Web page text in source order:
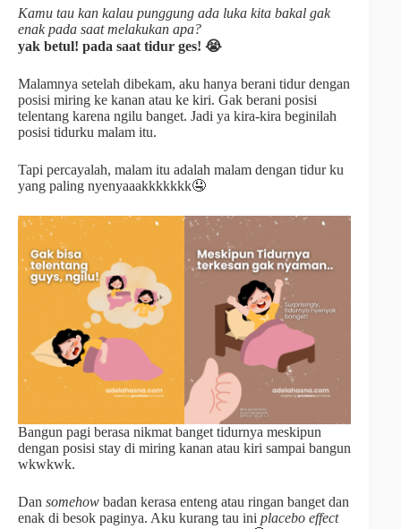
Kamu tau kan kalau punggung ada luka kita bakal gak
enak pada saat melakukan apa?
yak betul! pada saat tidur ges! 😭
Malamnya setelah dibekam, aku hanya berani tidur dengan
posisi miring ke kanan atau ke kiri. Gak berani posisi
telentang karena ngilu banget. Jadi ya kira-kira beginilah
posisi tidurku malam itu.
Tapi percayalah, malam itu adalah malam dengan tidur ku
yang paling nyenyaaakkkkkkk🤤
Bangun pagi berasa nikmat banget tidurnya meskipun
dengan posisi stay di miring kanan atau kiri sampai bangun
wkwkwk.
Dan somehow badan kerasa enteng atau ringan banget dan
enak di besok paginya. Aku kurang tau ini placebo effect